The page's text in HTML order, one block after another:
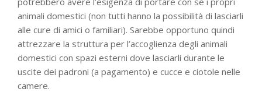
animali domestici (non tutti hanno la possibilità di lasciarli
alle cure di amici o familiari). Sarebbe opportuno quindi
attrezzare la struttura per l’accoglienza degli animali
domestici con spazi esterni dove lasciarli durante le
uscite dei padroni (a pagamento) e cucce e ciotole nelle
camere.